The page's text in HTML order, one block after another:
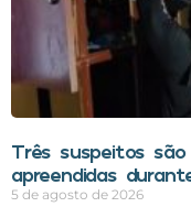
Três suspeitos
apreendidas
5 de agosto de 2026